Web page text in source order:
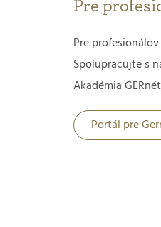
Pre
Pre profesionálov
Spolupracujte s
Akadémia
Portál pre